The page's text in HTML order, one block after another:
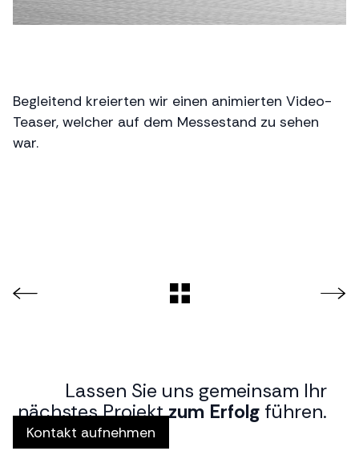
Begleitend kreierten wir einen animierten Video-
Teaser, welcher auf dem Messestand zu sehen
war.
Lassen Sie uns gemeinsam Ihr
nächstes Projektzum Erfolg führen.
Kontakt aufnehmen